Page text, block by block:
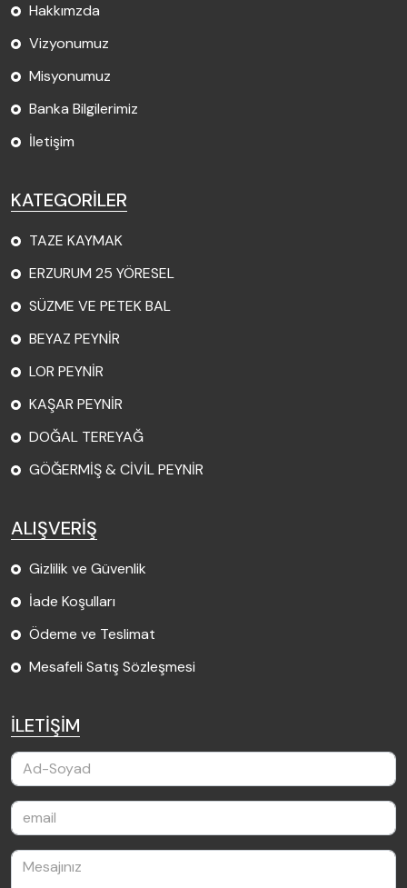
Hakkımzda
Vizyonumuz
Misyonumuz
Banka Bilgilerimiz
İletişim
KATEGORİLER
TAZE KAYMAK
ERZURUM 25 YÖRESEL
SÜZME VE PETEK BAL
BEYAZ PEYNİR
LOR PEYNİR
KAŞAR PEYNİR
DOĞAL TEREYAĞ
GÖĞERMİŞ & CİVİL PEYNİR
ALIŞVERİŞ
Gizlilik ve Güvenlik
İade Koşulları
Ödeme ve Teslimat
Mesafeli Satış Sözleşmesi
İLETİŞİM